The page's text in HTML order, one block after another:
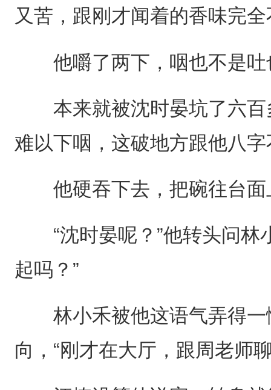
又苦，跟刚才闻着的香味完
他嚼了两下，咽也不是吐
本来就被沈时晏坑了六百
难以下咽，这破地方跟他八
他硬吞下去，把碗往台面
“沈时晏呢？”他转头问林
起吗？”
林小禾被他这语气弄得一
向，“刚才在大厅，跟周老师